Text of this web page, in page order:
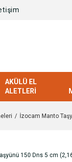
AKÜLÜ EL
ALETLERI
İzocam Manto